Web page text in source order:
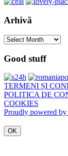
Arhivă
Arhivă
Good stuff
TERMENI ȘI
POLITICA DE
COOKIES
Proudly powered by
OK